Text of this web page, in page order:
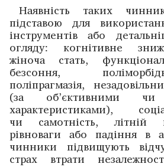
Наявність таких
підставою для
інструментів або
огляду: когнітивне
жіноча стать,
безсоння,
поліпрагмазія,
(за об’єктивними чи
характеристиками),
чи самотність, літній
рівноваги або падіння в
чинники підвищують
страх втрати